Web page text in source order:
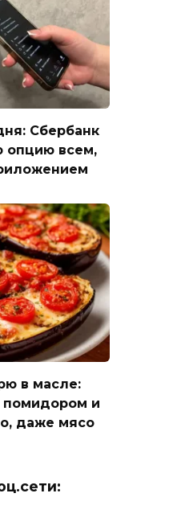
Сбербанк
опцию всем,
в масле:
помидором и
даже мясо